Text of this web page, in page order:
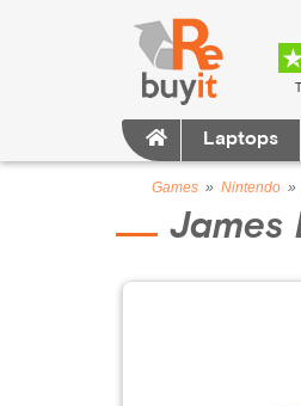
Laptops
Games » Nintendo »
James